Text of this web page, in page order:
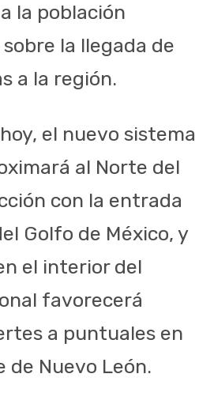
la población
la llegada de
a la región.
, el nuevo sistema
al Norte del
con la entrada
Golfo de México, y
el interior del
favorecerá
a puntuales en
de Nuevo León.